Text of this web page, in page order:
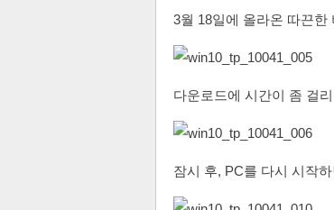
3월 18일에 올라온 따끈한
다운로드에 시간이 좀 걸
잠시 후, PC를 다시 시작